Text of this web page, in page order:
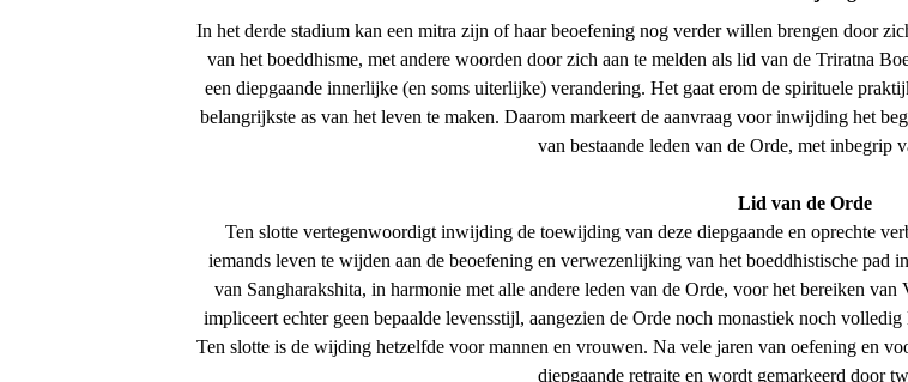
In het derde stadium kan een mitra zijn of haar beoefening nog verder willen brengen door
van het boeddhisme, met andere woorden door zich aan te melden als lid van de Triratna
een diepgaande innerlijke (en soms uiterlijke) verandering. Het gaat erom de spirituele
belangrijkste as van het leven te maken. Daarom markeert de aanvraag voor inwijding het
van bestaande leden van de Orde, met inbegrip
Lid van de Orde
Ten slotte vertegenwoordigt inwijding de toewijding van deze diepgaande en oprechte
iemands leven te wijden aan de beoefening en verwezenlijking van het boeddhistische pad
van Sangharakshita, in harmonie met alle andere leden van de Orde, voor het bereiken
impliceert echter geen bepaalde levensstijl, aangezien de Orde noch monastiek noch
Ten slotte is de wijding hetzelfde voor mannen en vrouwen. Na vele jaren van oefening en
diepgaande retraite en wordt gemarkeerd door